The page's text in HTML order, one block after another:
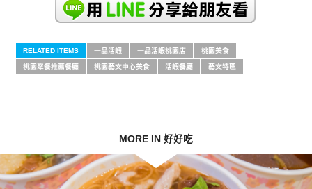
RELATED ITEMS 一品活蝦 一品活蝦桃園店 桃園美食
桃園聚餐推薦餐廳 桃園藝文中心美食 活蝦餐廳 藝文特區
MORE IN 好好吃